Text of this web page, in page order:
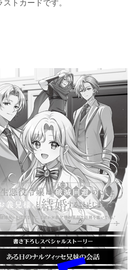
トカードです。